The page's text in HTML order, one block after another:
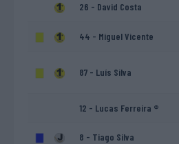
26 - David Costa
44 - Miguel Vicente
87 - Luís Silva
12 - Lucas Ferreira ®
8 - Tiago Silva